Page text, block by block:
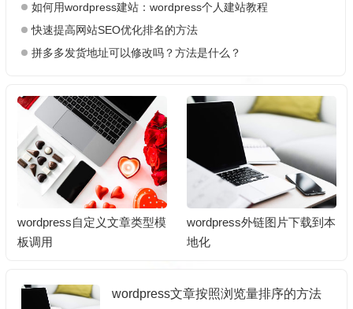
如何用wordpress建站：wordpress个人建站教程
快速提高网站SEO优化排名的方法
拼多多发货地址可以修改吗？方法是什么？
wordpress自定义文章类型模
板调用
wordpress外链图片下载到本
地化
wordpress文章按照浏览量排序的方法